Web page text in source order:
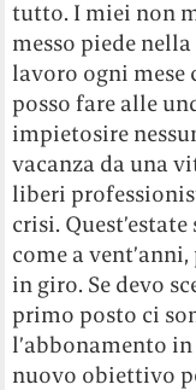
tutto. I miei non
messo piede
lavoro ogni mese
posso fare alle
impietosire
vacanza da una
liberi
crisi.
come a
in giro. Se devo
primo posto ci
l’abbonamento
nuovo obiettivo